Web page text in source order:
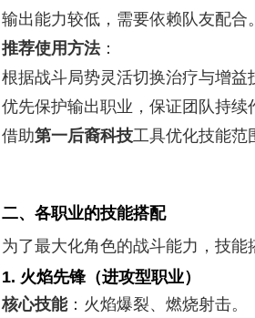
输出能力较低，需要依赖队友配合。
推荐使用方法：
根据战斗局势灵活切换治疗与增益
优先保护输出职业，保证团队持续
借助第一后裔科技工具优化技能范
二、各职业的技能搭配
为了最大化角色的战斗能力，技能
1. 火焰先锋（进攻型职业）
核心技能：火焰爆裂、燃烧射击。